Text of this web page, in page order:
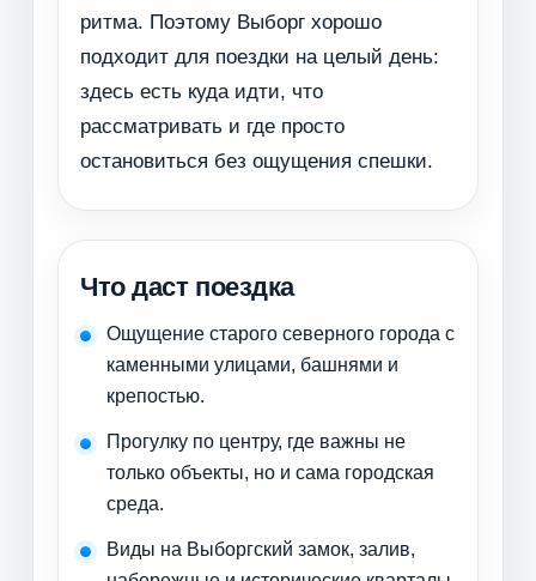
ритма. Поэтому Выборг хорошо
подходит для поездки на целый день:
здесь есть куда идти, что
рассматривать и где просто
остановиться без ощущения спешки.
Что даст поездка
Ощущение старого северного города с
каменными улицами, башнями и
крепостью.
Прогулку по центру, где важны не
только объекты, но и сама городская
среда.
Виды на Выборгский замок, залив,